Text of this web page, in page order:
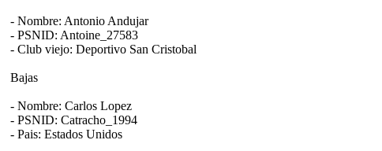
- Nombre: Antonio Andujar
- PSNID: Antoine_27583
- Club viejo: Deportivo San Cristobal
Bajas
- Nombre: Carlos Lopez
- PSNID: Catracho_1994
- Pais: Estados Unidos